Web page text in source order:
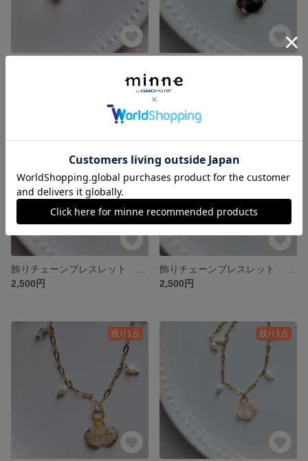
2,500円
2,500円
2,500円
残り1点 残り1点